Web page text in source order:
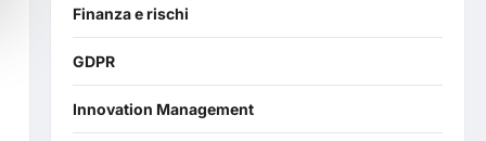
Finanza e rischi
GDPR
Innovation Management